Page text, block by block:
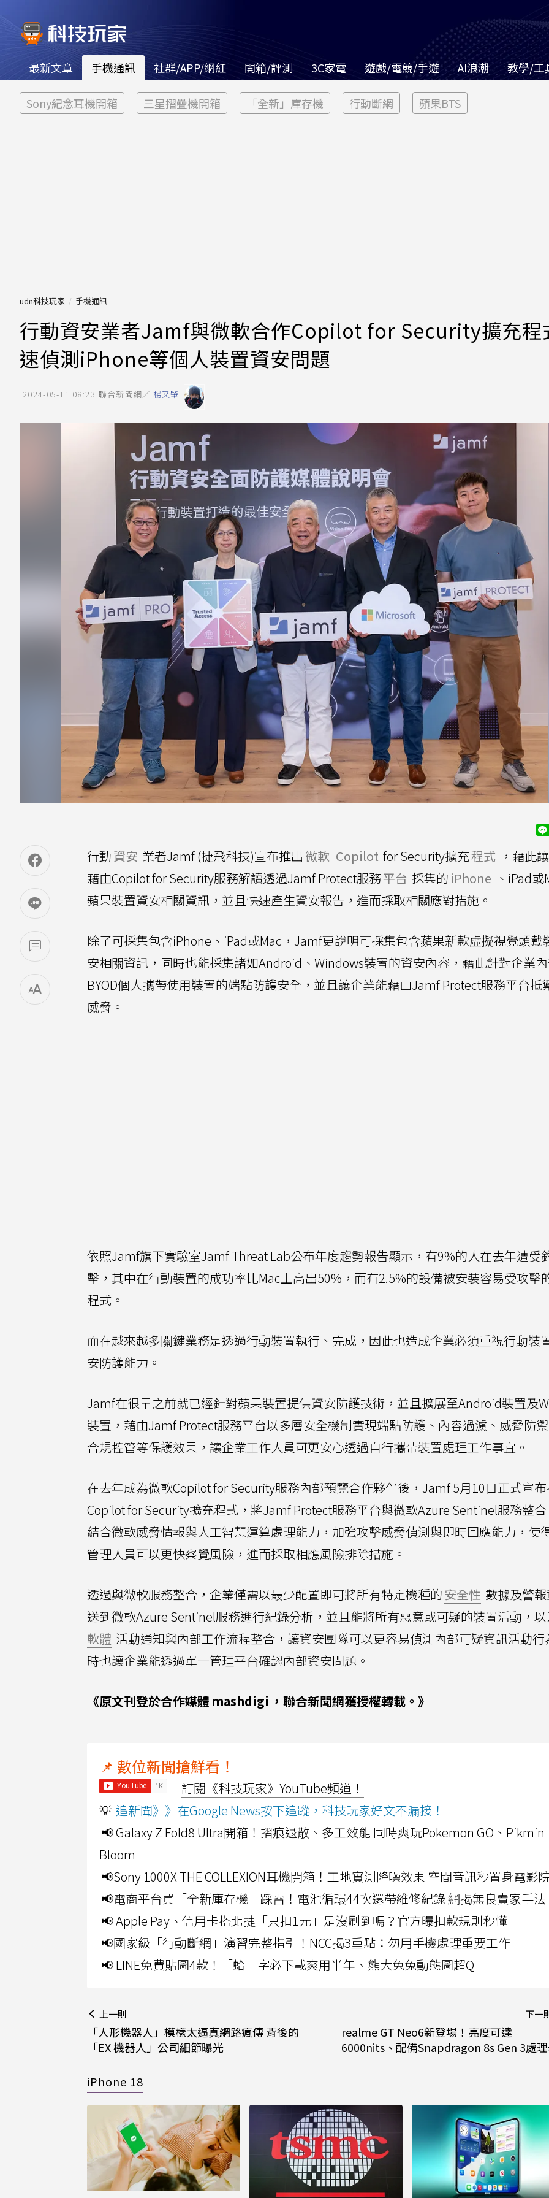
最新文章 手機通訊 社群/APP/網紅 開箱/評測 3C家電 遊戲/電競/手遊 AI浪潮 教學/工
Sony紀念耳機開箱 三星摺疊機開箱 「全新」庫存機 行動斷網 蘋果BTS
udn科技玩家 手機通訊
行動資安業者Jamf與微軟合作Copilot for Security擴充程
速偵測iPhone等個人裝置資安問題
2024-05-11 08:23 聯合新聞網／ 楊又肇
行動資安 業者Jamf (捷飛科技)宣布推出 微軟 Copilot for Security擴充程式 ，藉此
藉由Copilot for Security服務解讀透過Jamf Protect服務平台 採集的 iPhone 、iPad
蘋果裝置資安相關資訊，並且快速產生資安報告，進而採取相關應對措施。
除了可採集包含iPhone、iPad或Mac，Jamf更說明可採集包含蘋果新款虛擬視覺頭戴
安相關資訊，同時也能採集諸如Android、Windows裝置的資安內容，藉此針對企業
BYOD個人攜帶使用裝置的端點防護安全，並且讓企業能藉由Jamf Protect服務平台抵
威脅。
依照Jamf旗下實驗室Jamf Threat Lab公布年度趨勢報告顯示，有9%的人在去年遭受
擊，其中在行動裝置的成功率比Mac上高出50%，而有2.5%的設備被安裝容易受攻擊
程式。
而在越來越多關鍵業務是透過行動裝置執行、完成，因此也造成企業必須重視行動裝
安防護能力。
Jamf在很早之前就已經針對蘋果裝置提供資安防護技術，並且擴展至Android裝置及
裝置，藉由Jamf Protect服務平台以多層安全機制實現端點防護、內容過濾、威脅防
合規控管等保護效果，讓企業工作人員可更安心透過自行攜帶裝置處理工作事宜。
在去年成為微軟Copilot for Security服務內部預覽合作夥伴後，Jamf 5月10日正式宣
Copilot for Security擴充程式，將Jamf Protect服務平台與微軟Azure Sentinel服務整
結合微軟威脅情報與人工智慧運算處理能力，加強攻擊威脅偵測與即時回應能力，使
管理人員可以更快察覺風險，進而採取相應風險排除措施。
透過與微軟服務整合，企業僅需以最少配置即可將所有特定機種的安全性 數據及警
送到微軟Azure Sentinel服務進行紀錄分析，並且能將所有惡意或可疑的裝置活動，
軟體 活動通知與內部工作流程整合，讓資安團隊可以更容易偵測內部可疑資訊活動行
時也讓企業能透過單一管理平台確認內部資安問題。
《原文刊登於合作媒體 mashdigi ，聯合新聞網獲授權轉載。》
📌 數位新聞搶鮮看！
訂閱《科技玩家》YouTube頻道！
💡 追新聞》》在Google News按下追蹤，科技玩家好文不漏接！
📢 Galaxy Z Fold8 Ultra開箱！摺痕退散、多工效能 同時爽玩Pokemon GO、Pikmin
Bloom
📢Sony 1000X THE COLLEXION耳機開箱！工地實測降噪效果 空間音訊秒置身電影
📢電商平台買「全新庫存機」踩雷！電池循環44次還帶維修紀錄 網揭無良賣家手法
📢 Apple Pay、信用卡搭北捷「只扣1元」是沒刷到嗎？官方曝扣款規則秒懂
📢國家級「行動斷網」演習完整指引！NCC揭3重點：勿用手機處理重要工作
📢 LINE免費貼圖4款！「蛤」字必下載爽用半年、熊大兔兔動態圖超Q
上一則
「人形機器人」模樣太逼真網路瘋傳 背後的
「EX 機器人」公司細節曝光
下一
realme GT Neo6新登場！亮度可達
6000nits、配備Snapdragon 8s Gen 3處
iPhone 18